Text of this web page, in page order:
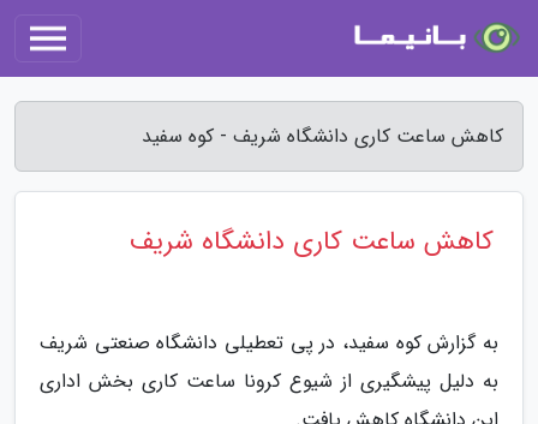
کاهش ساعت کاری دانشگاه شریف - کوه سفید
کاهش ساعت کاری دانشگاه شریف
به گزارش کوه سفید، در پی تعطیلی دانشگاه صنعتی شریف
به دلیل پیشگیری از شیوع کرونا ساعت کاری بخش اداری